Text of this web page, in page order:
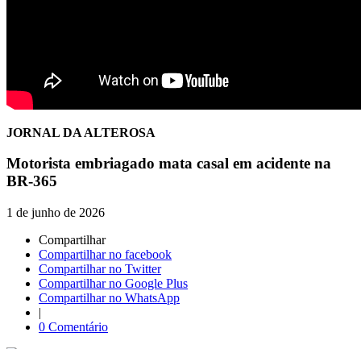
JORNAL DA ALTEROSA
Motorista embriagado mata casal em acidente na
BR-365
1 de junho de 2026
Compartilhar
Compartilhar no facebook
Compartilhar no Twitter
Compartilhar no Google Plus
Compartilhar no WhatsApp
|
0 Comentário